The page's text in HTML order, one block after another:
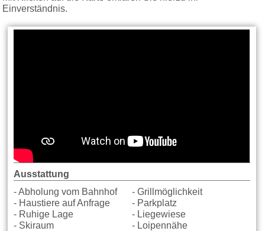
Einverständnis.
Ausstattung
- Abholung vom Bahnhof
- Grillmöglichkeit
- Haustiere auf Anfrage
- Parkplatz
- Ruhige Lage
- Liegewiese
- Skiraum
- Loipennähe